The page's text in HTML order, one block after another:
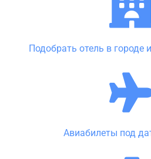
Подобрать отель в городе
Авиабилеты под